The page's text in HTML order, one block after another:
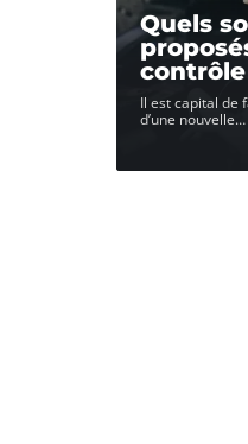
Quels
Il est capital de
d’une nouvelle…